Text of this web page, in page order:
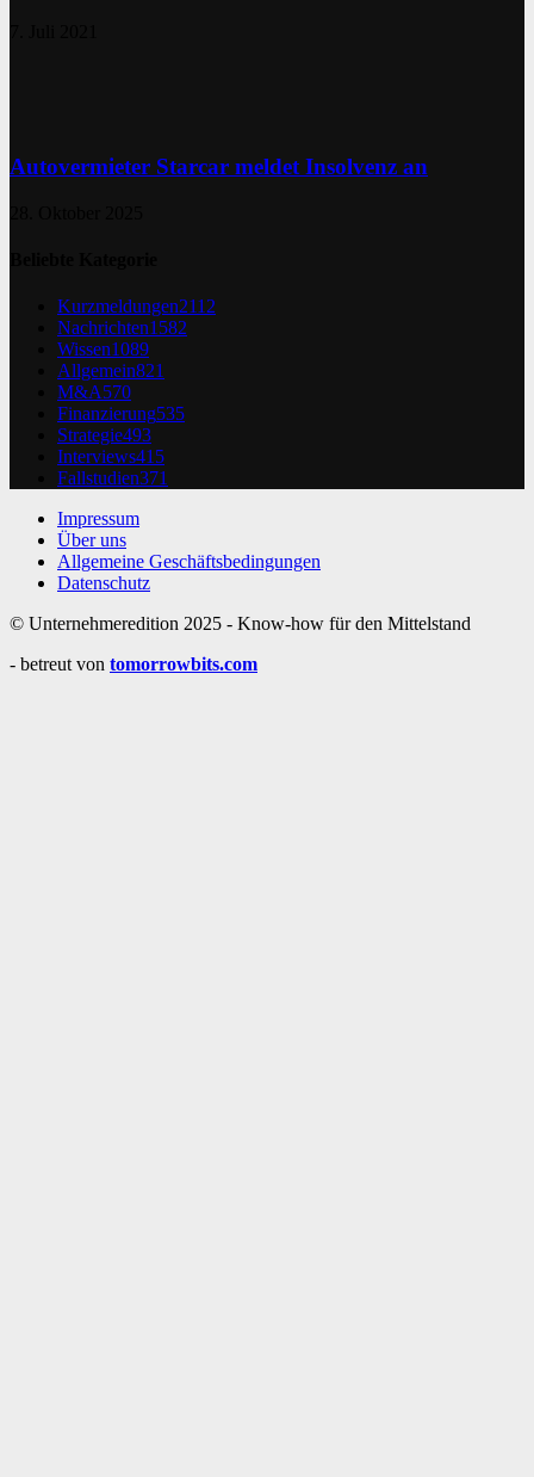
Autovermieter Starcar meldet Insolvenz an
Kurzmeldungen2112
Nachrichten1582
Wissen1089
Allgemein821
M&A570
Finanzierung535
Strategie493
Interviews415
Fallstudien371
Impressum
Über uns
Allgemeine Geschäftsbedingungen
Datenschutz
© Unternehmeredition 2025 - Know-how für den Mittelstand
- betreut von tomorrowbits.com